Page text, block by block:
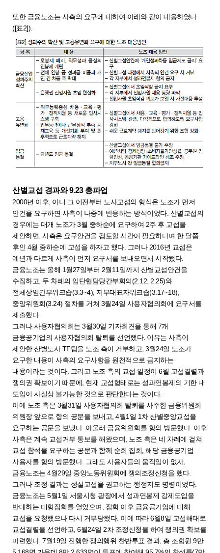
또한 금융노조는 사측의 요구에 대하여 아래와 같이 대응하였다
([표2]).
산별교섭 경과와 9.23 총파업
2000년 이후, 아니 그 이전부터 노사교섭의 형식은 노조가 먼저
안건을 요구하면 사측이 나중에 반응하는 방식이었다. 산별교섭의
경우에는 대개 노조가 3월 중하순에 요구하여 2주 후 교섭을
제안하면, 사측은 요구안건을 검토할 시간이 필요하다며 한 달쯤
후인 4월 중하순에 교섭을 하자고 했다. 그러나 2016년 교섭은
예년과 다르게 사측이 먼저 요구서를 보내오면서 시작됐다.
금융노조는 올해 1월27일부터 2월11일까지 산별교섭안건을
수집하고, 두 차례의 임단협담당간부회의(2.12, 2.25)와
전체상임간부워크숍(3.3~4), 지부대표자워크숍(3.17~18),
중앙위원회(3.24) 절차를 거쳐 3월24일 사용자협의회에 요구서를
제출했다.
그러나 사용자협의회는 3월30일 기자회견을 통해 7개
금융공기업의 사용자협의회 탈퇴를 선언했다. 이유는 사측이
제안한 산별노사 TF팀을 노조 측이 거부하고, 3월24일 노조가
요구한 내용이 사측의 요구사항을 원천적으로 금지하는
내용이라는 것이다. 그리고 노조 측의 교섭 일정이 6월 교섭결렬과
쟁의권 확보이기 때문에, 현재 교섭형태로는 성과연봉제의 기한 내
도입이 사실상 불가능한 것으로 판단한다는 것이다.
이에 노조 측은 3월31일 사용자협의회 탈퇴를 사주한 금융위원회
위원장 앞으로 항의 공문을 보내고, 4월1일 1차 산별중앙교섭을
요구하는 공문을 보냈다. 아울러 금융위원회를 항의 방문했다. 이후
사측은 계속 교섭거부 통보를 해왔으며, 노조 측은 네 차례에 걸쳐
교섭 참석을 요구하는 공문과 함께 순회 집회, 해당 금융공기업
사용자를 항의 방문했다. 그래도 사용자들의 움직임이 없자,
금융노조는 4월29일 중앙노동위원회에 쟁의조정신청을 했다.
그러나 조정 결과는 성실교섭을 권고하는 행정지도 명령이었다.
금융노조는 5월1일 서울시청 광장에서 성과연봉제 강제도입을
반대하는 대형집회를 열었으며, 집회 이후 금융공기업에 대해
교섭을 요청했으나 다시 거부당했다. 이에 따라 6월8일 교섭해태로
교섭결렬을 선언하고, 6월24일 2차 조정신청을 하여 쟁의권 확보를
마련했다. 7월19일 진행한 쟁의행위 찬반투표 결과, 총 조합원 9만